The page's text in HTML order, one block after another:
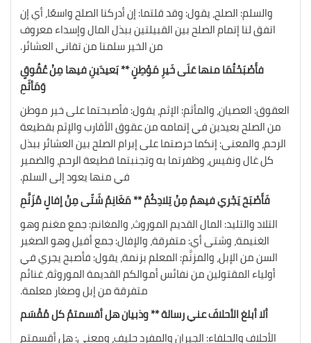
والسلم: الصلح، يقول: وقد قلتما: إن أدركنا الصلح واسعًا، أي إن
اتفق لنا إتمام الصلح بين القبيلتين ببذل المال وإسداء معروف
من الخير سلمنا من تفاني العشائر.
فأَصْبَحْتُمَا منها عَلَى خَيرِ مَوْطِنٍ ** بَعيدَينِ فيها مِنْ عُقُوقٍ
وَمَأثَمِ
العقوق: العصيان، والمأثم: الإثم، يقول: فأصبحتما على خير موطن
من الصلح بعيدين في إتمامه من عقوق الأقارب والإثم بقطيعة
الرحم، والمعنى: إنكما حرصتما على إبرام الصلح بين العشائر ببذل
كل غال ونفيس، وظفرتما به وتجنبتما قطيعة الرحم، والضمير
في منها يعود إلى السلم.
فَأَصْبَحَ يَجْري فيهمُ مِنْ تِلادِكُمْ ** مَغَانِمُ شَتّى مِنْ إفالٍ مُزَنَّمِ
التلاد والتليد: المال القديم الموروث، والمغانم: جمع مغنم وهو
الغنيمة، وشتى أي: متفرقة، والإفال: جمع أفيل وهو الصغير
السن من الإبل، والمزنَّم: المعلم بزنمة، يقول: فأصبح يجري في
أولياء المقتولين من نفائس أموالكم القديمة الموروثة، غنائم
متفرقة من إبل وصغار معلمة.
ألا أبلغ الأحلافَ عني رسالة ** وذبيان هل أقسمتمُ كل مُقْسَم
الأحلاف والحلفاء: الجيران والمفرد حليف، ومعنى: هل أقسمتم